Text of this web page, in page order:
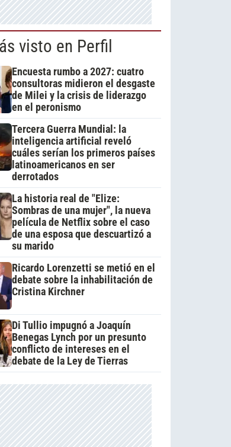
visto en Perfil
Encuesta rumbo a 2027: cuatro
consultoras midieron el desgaste
de Milei y la crisis de liderazgo
en el peronismo
Tercera Guerra Mundial: la
inteligencia artificial reveló
cuáles serían los primeros países
latinoamericanos en ser
derrotados
La historia real de "Elize:
Sombras de una mujer", la nueva
película de Netflix sobre el caso
de una esposa que descuartizó a
su marido
Ricardo Lorenzetti se metió en el
debate sobre la inhabilitación de
Cristina Kirchner
Di Tullio impugnó a Joaquín
Benegas Lynch por un presunto
conflicto de intereses en el
debate de la Ley de Tierras